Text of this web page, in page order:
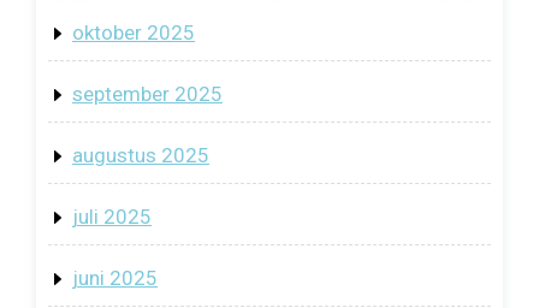
oktober 2025
september 2025
augustus 2025
juli 2025
juni 2025